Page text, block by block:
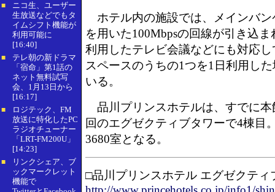
■
ニコ生、ユーザー
生放送などでもタ
イムシフト機能が
利用可能に
[16:40]
■
テレ朝の新ドラマ
「宿命」第1話の
ネット無料試写
会、1月13日から
[16:17]
■
ロジテック、FM
放送に特化したPC
ラジオチューナー
「LRT-FM200U」
[14:23]
■
リンクシェア、ブ
ックマークレット
機能で
ホテル内の施設では、メインバ
を用いた100Mbpsの回線が引き込
利用したテレビ会議などにも対応
スペースのうちの1つを1日利用し
いる。
品川プリンスホテルは、すでに
回のエグゼクティブタワーで4棟目
3680室となる。
□品川プリンスホテル エグゼクティ